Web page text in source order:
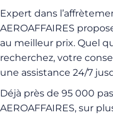
Expert dans
AEROAFFAIRES
au meilleur prix. Quel
recherchez, votre
une assistance 24/7
Déjà près de 95 000
AEROAFFAIRES, sur